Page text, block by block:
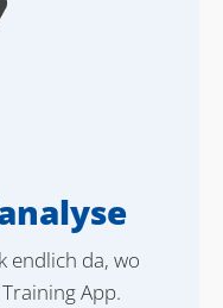
endlich da, wo
App.